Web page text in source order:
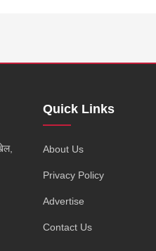
Quick Links
About Us
Privacy Policy
Advertise
Contact Us